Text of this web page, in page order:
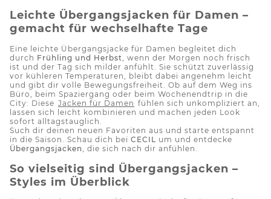
Leichte Übergangsjacken für Damen –
gemacht für wechselhafte Tage
Eine leichte Übergangsjacke für Damen begleitet dich
durch Frühling und Herbst , wenn der Morgen noch frisch
ist und der Tag sich milder anfühlt. Sie schützt zuverlässig
vor kühleren Temperaturen, bleibt dabei angenehm leicht
und gibt dir volle Bewegungsfreiheit. Ob auf dem Weg ins
Büro, beim Spaziergang oder beim Wochenendtrip in die
City: Diese Jacken für Damen fühlen sich unkompliziert an,
lassen sich leicht kombinieren und machen jeden Look
sofort alltagstauglich.
Such dir deinen neuen Favoriten aus und starte entspannt
in die Saison. Schau dich bei CECIL
um und entdecke
Übergangsjacken
, die sich nach dir anfühlen.
So vielseitig sind Übergangsjacken –
Styles im Überblick